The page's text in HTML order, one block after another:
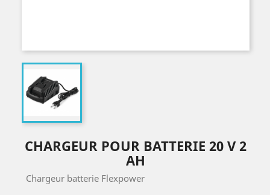
CHARGEUR POUR BATTERIE 20 V 2
AH
Chargeur batterie Flexpower